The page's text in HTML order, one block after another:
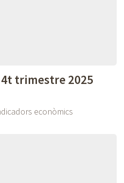
trimestre 2025
econòmics